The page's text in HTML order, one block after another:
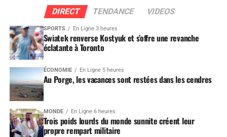
DIRECT TENDANCE VIDEOS
SPORTS En Ligne 3 heures
Swiatek renverse Kostyuk et s’offre une revanche
éclatante à Toronto
ÉCONOMIE En Ligne 5 heures
Au Porge, les vacances sont restées dans les cendres
MONDE En Ligne 6 heures
Trois poids lourds du monde sunnite créent leur
propre rempart militaire